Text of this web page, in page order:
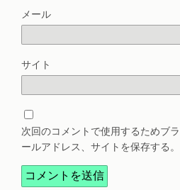
メール
サイト
次回のコメントで使用するためブ
ールアドレス、サイトを保存する。